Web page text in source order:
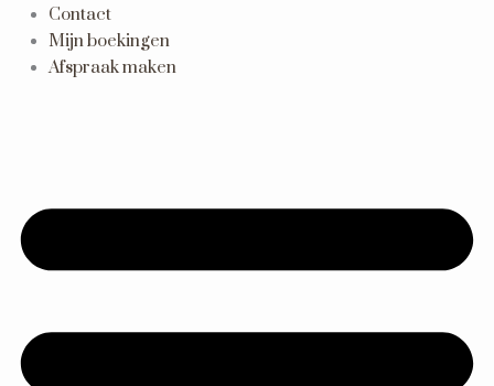
Contact
Mijn boekingen
Afspraak maken